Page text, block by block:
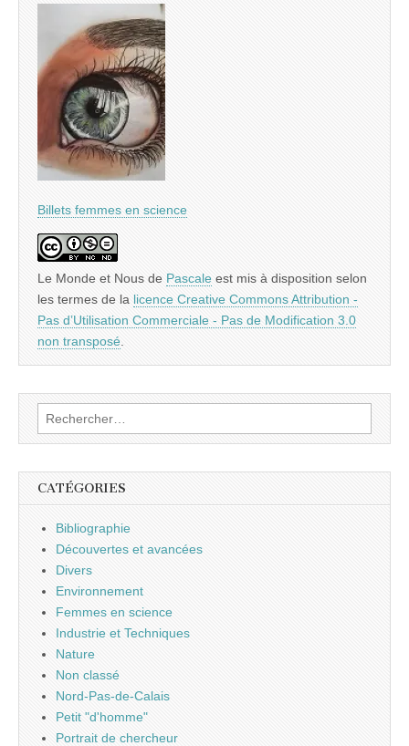
Billets femmes en science
Le Monde et Nous de Pascale est mis à disposition selon
les termes de la licence Creative Commons Attribution -
Pas d’Utilisation Commerciale - Pas de Modification 3.0
non transposé
Rechercher :
CATÉGORIES
Bibliographie
Découvertes et avancées
Divers
Environnement
Femmes en science
Industrie et Techniques
Nature
Non classé
Nord-Pas-de-Calais
Petit "d'homme"
Portrait de chercheur